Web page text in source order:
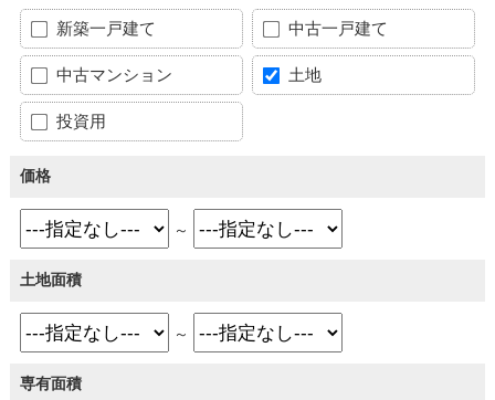
新築一戸建て 中古一戸建て
中古マンション 土地
投資用
価格
～
土地面積
～
専有面積